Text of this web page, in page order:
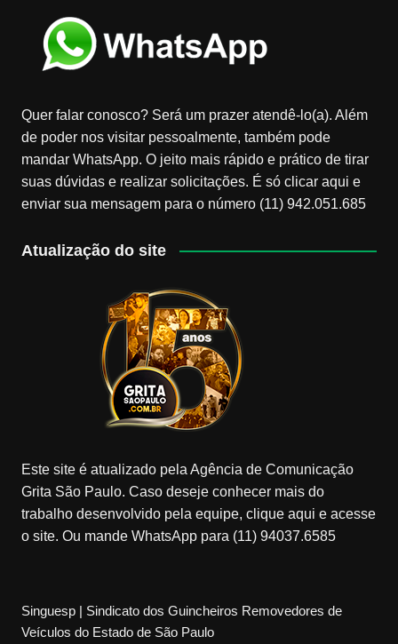
Quer falar conosco? Será um prazer atendê-lo(a). Além
de poder nos visitar pessoalmente, também pode
mandar WhatsApp. O jeito mais rápido e prático de tirar
suas dúvidas e realizar solicitações. É só clicar aqui e
enviar sua mensagem para o número (11) 942.051.685
Atualização do site
Este site é atualizado pela Agência de Comunicação
Grita São Paulo. Caso deseje conhecer mais do
trabalho desenvolvido pela equipe, clique aqui e acesse
o site. Ou mande WhatsApp para (11) 94037.6585
Singuesp | Sindicato dos Guincheiros Removedores de
Veículos do Estado de São Paulo